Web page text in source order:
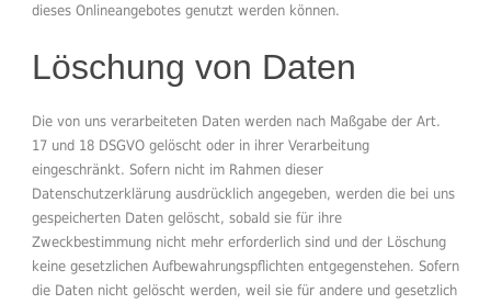
dieses Onlineangebotes genutzt werden können.
Löschung von Daten
Die von uns verarbeiteten Daten werden nach Maßgabe der Art.
17 und 18 DSGVO gelöscht oder in ihrer Verarbeitung
eingeschränkt. Sofern nicht im Rahmen dieser
Datenschutzerklärung ausdrücklich angegeben, werden die bei uns
gespeicherten Daten gelöscht, sobald sie für ihre
Zweckbestimmung nicht mehr erforderlich sind und der Löschung
keine gesetzlichen Aufbewahrungspflichten entgegenstehen. Sofern
die Daten nicht gelöscht werden, weil sie für andere und gesetzlich